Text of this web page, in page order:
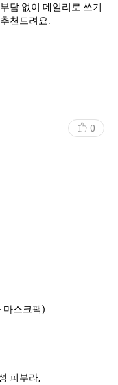
담 없이 데일리로 쓰기
천드려요.
0
마스크팩)
피부라,